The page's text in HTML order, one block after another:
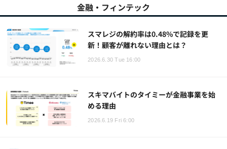
金融・フィンテック
スマレジの解約率は0.48%で記録を更
新！顧客が離れない理由とは？
2026.6.30 Tue 16:00
スキマバイトのタイミーが金融事業を始
める理由
2026.6.19 Fri 6:00